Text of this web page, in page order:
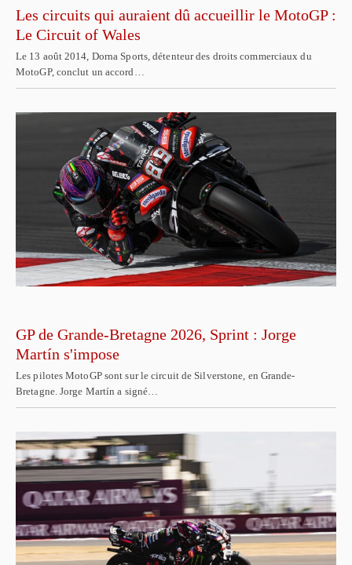
Les circuits qui auraient dû accueillir le MotoGP :
Le Circuit of Wales
Le 13 août 2014, Dorna Sports, détenteur des droits commerciaux du
MotoGP, conclut un accord…
GP de Grande-Bretagne 2026, Sprint : Jorge
Martín s'impose
Les pilotes MotoGP sont sur le circuit de Silverstone, en Grande-
Bretagne. Jorge Martín a signé…